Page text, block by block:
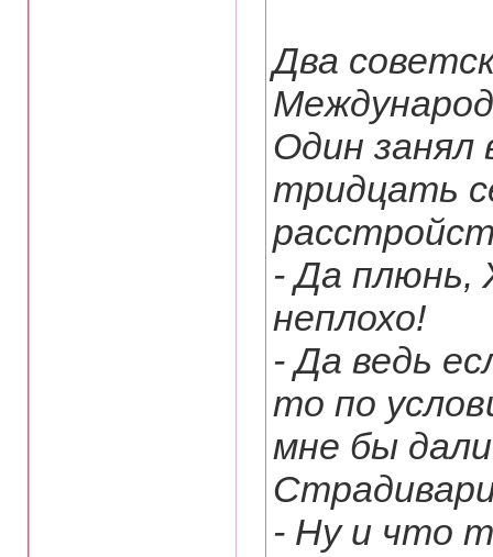
Два
Один занял
тридцать
- Да плюнь,
неплохо!
- Да ведь
то по
мне бы
- Ну и что